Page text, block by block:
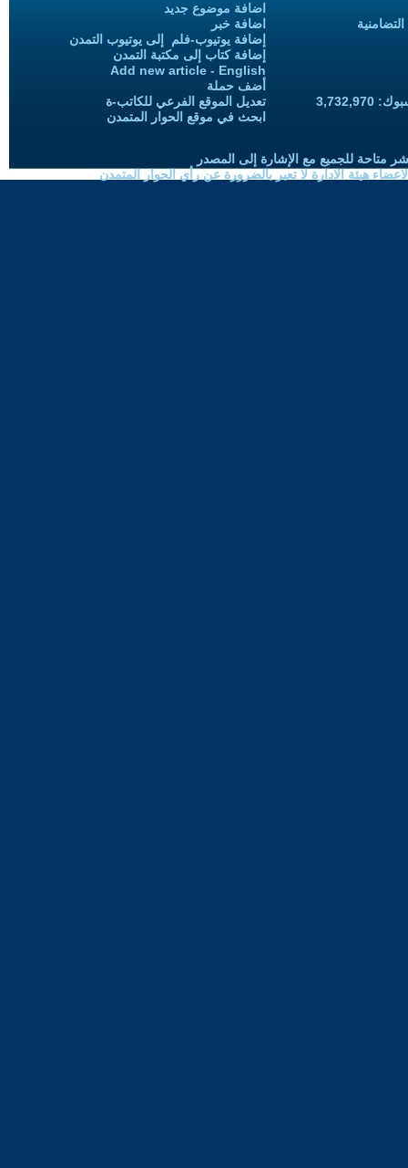
اضافة موضوع جديد
اضافة خبر
إضافة يوتيوب-فلم إلى يوتيوب التمدن
إضافة كتاب إلى مكتبة التمدن
Add new article - English
أضف حملة
تعديل الموقع الفرعي للكاتب-ة
ابحث في موقع الحوار المتمدن
متاحة للجميع مع الإشارة إلى المصدر
هيئة الادارة لا تعبر بالضرورة عن رأي الحوار المتمدن